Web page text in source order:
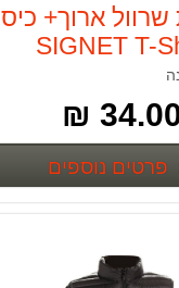
ארוך+ כיס
SIGNET T-
34.00
פרטים נוספים